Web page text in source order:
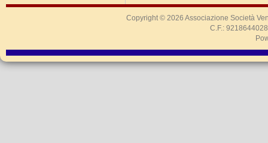
Copyright © 2026 Associazione Società
C.F.: